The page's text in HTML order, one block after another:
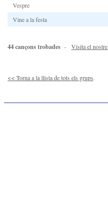
Vespre
Vine a la festa
44 cançons trobades - Visita el nostre
<< Torna a la llista de tots els grups.